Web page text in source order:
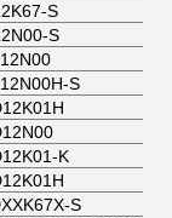
S
S
S
K
S